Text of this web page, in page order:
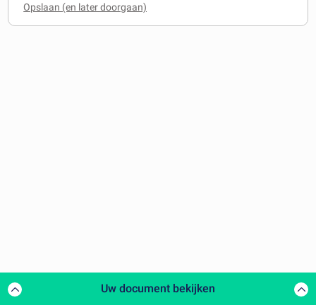
Uw document bekijken